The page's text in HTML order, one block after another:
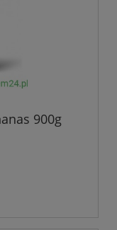
900g